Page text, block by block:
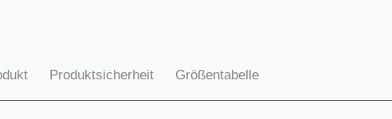
Produktsicherheit Größentabelle